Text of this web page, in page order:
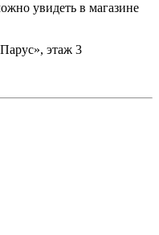
увидеть в магазине
этаж 3